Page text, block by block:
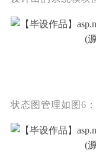
状态图管理如图6：